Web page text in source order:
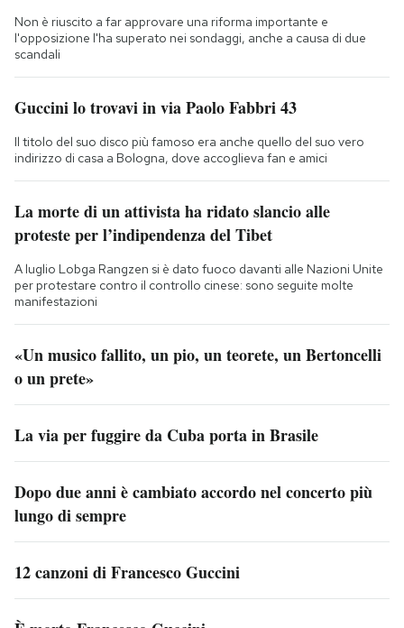
Non è riuscito a far approvare una riforma importante e
l'opposizione l'ha superato nei sondaggi, anche a causa di due
scandali
Guccini lo trovavi in via Paolo Fabbri 43
Il titolo del suo disco più famoso era anche quello del suo vero
indirizzo di casa a Bologna, dove accoglieva fan e amici
La morte di un attivista ha ridato slancio alle
proteste per l’indipendenza del Tibet
A luglio Lobga Rangzen si è dato fuoco davanti alle Nazioni Unite
per protestare contro il controllo cinese: sono seguite molte
manifestazioni
«Un musico fallito, un pio, un teorete, un Bertoncelli
o un prete»
La via per fuggire da Cuba porta in Brasile
Dopo due anni è cambiato accordo nel concerto più
lungo di sempre
12 canzoni di Francesco Guccini